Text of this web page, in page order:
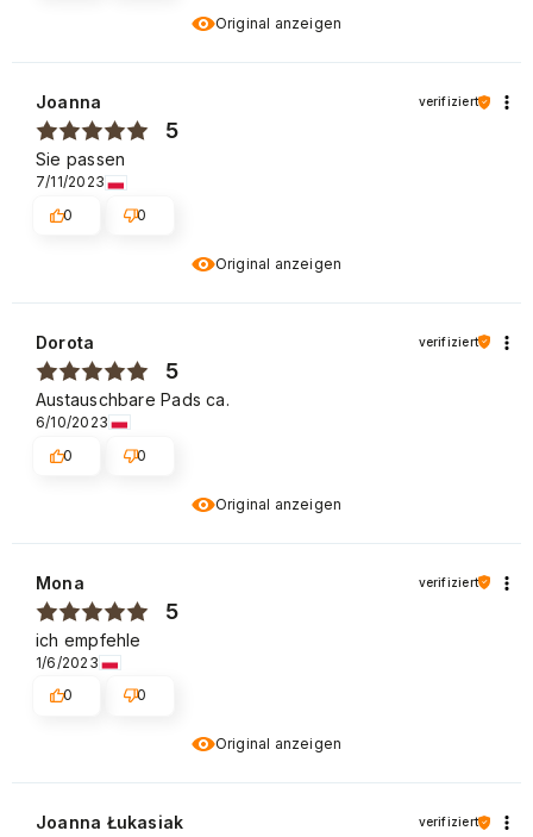
Original anzeigen
Original anzeigen
Joanna verifiziert
5
Sie passen
7/11/2023
0
0
Original anzeigen
Dorota verifiziert
5
Austauschbare Pads ca.
6/10/2023
0
0
Original anzeigen
Mona verifiziert
5
ich empfehle
1/6/2023
0
0
Joanna Łukasiak verifiziert